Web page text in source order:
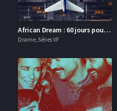
African Dream : 60 jours pour changer de vie
Drame, Séries VF